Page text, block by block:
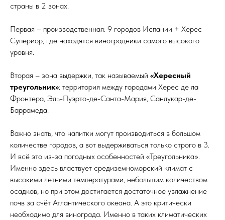
страны в 2 зонах.
Первая – производственная: 9 городов Испании + Херес
Супериор, где находятся виноградники самого высокого
уровня.
Вторая – зона выдержки, так называемый «Хересный
треугольник»: территория между городами Херес де ла
Фронтера, Эль-Пуэрто-де-Санта-Мария, Санлукар-де-
Баррамеда.
Важно знать, что напитки могут производиться в большом
количестве городов, а вот выдерживаться только строго в 3.
И всё это из-за погодных особенностей «Треугольника».
Именно здесь властвует средиземноморский климат с
высокими летними температурами, небольшим количеством
осадков, но при этом достигается достаточное увлажнение
почв за счёт Атлантического океана. А это критически
необходимо для винограда. Именно в таких климатических